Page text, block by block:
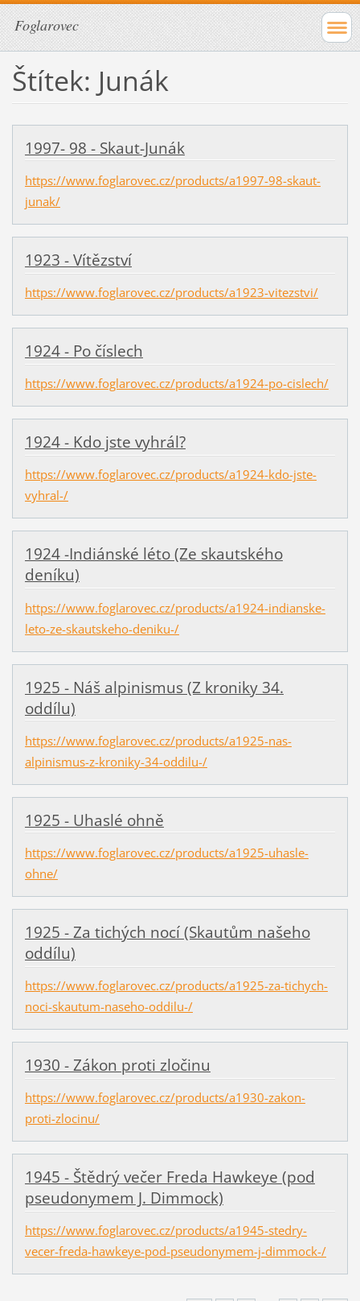
Foglarovec
Štítek: Junák
1997- 98 - Skaut-Junák
https://www.foglarovec.cz/products/a1997-98-skaut-
junak/
1923 - Vítězství
https://www.foglarovec.cz/products/a1923-vitezstvi/
1924 - Po číslech
https://www.foglarovec.cz/products/a1924-po-cislech/
1924 - Kdo jste vyhrál?
https://www.foglarovec.cz/products/a1924-kdo-jste-
vyhral-/
1924 -Indiánské léto (Ze skautského
deníku)
https://www.foglarovec.cz/products/a1924-indianske-
leto-ze-skautskeho-deniku-/
1925 - Náš alpinismus (Z kroniky 34.
oddílu)
https://www.foglarovec.cz/products/a1925-nas-
alpinismus-z-kroniky-34-oddilu-/
1925 - Uhaslé ohně
https://www.foglarovec.cz/products/a1925-uhasle-
ohne/
1925 - Za tichých nocí (Skautům našeho
oddílu)
https://www.foglarovec.cz/products/a1925-za-tichych-
noci-skautum-naseho-oddilu-/
1930 - Zákon proti zločinu
https://www.foglarovec.cz/products/a1930-zakon-
proti-zlocinu/
1945 - Štědrý večer Freda Hawkeye (pod
pseudonymem J. Dimmock)
https://www.foglarovec.cz/products/a1945-stedry-
vecer-freda-hawkeye-pod-pseudonymem-j-dimmock-/